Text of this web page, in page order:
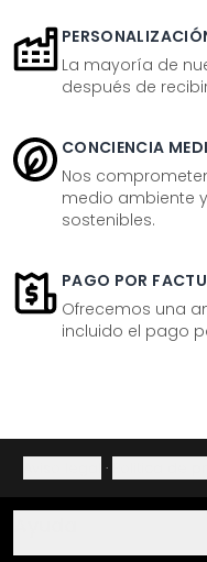
La mayoría de
después de
CONCIENCIA
Nos
medio ambiente
sostenibles.
PAGO POR
Ofrecemos una
incluido el pago
·